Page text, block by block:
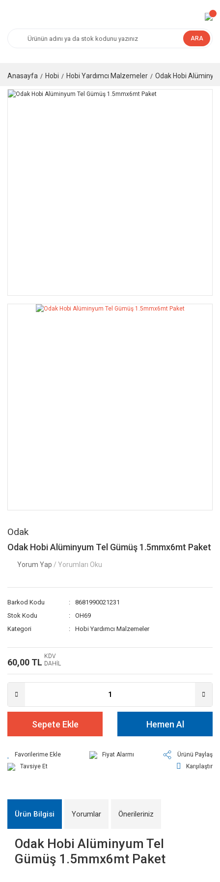
ARA
Anasayfa Hobi Hobi Yardımcı Malzemeler Odak Hobi
Odak
Odak Hobi Alüminyum Tel Gümüş 1.5mmx6mt Paket
Yorum Yap / Yorumları Oku
Barkod Kodu
8681990021231
Stok Kodu
OH69
Kategori
Hobi Yardımcı Malzemeler
60,00 TL
KDV
DAHİL
Sepete Ekle Hemen Al
Fiyat Alarmı
Ürünü Paylaş
Tavsiye Et
Karşılaştır
Ürün Bilgisi Yorumlar Önerileriniz
Odak Hobi Alüminyum Tel
Gümüş 1.5mmx6mt Paket